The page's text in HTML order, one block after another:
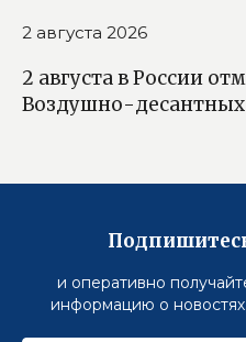
2 августа 2026
2 августа в России
Воздушно-десантных
и оперативно
информацию о